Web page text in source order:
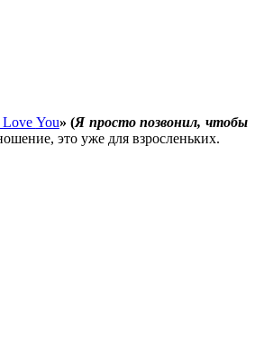
Love You» (Я просто позвонил, чтобы
это уже для взросленьких.